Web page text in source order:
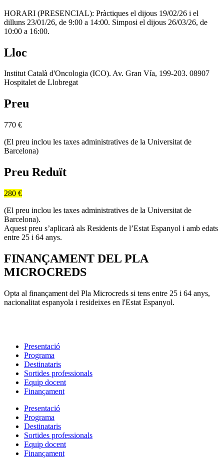
HORARI (PRESENCIAL): Pràctiques el dijous 19/02/26 i el
dilluns 23/01/26, de 9:00 a 14:00. Simposi el dijous 26/03/26, de
10:00 a 16:00.
Lloc
Institut Català d'Oncologia (ICO). Av. Gran Vía, 199-203. 08907
Hospitalet de Llobregat
Preu
770 €
(El preu inclou les taxes administratives de la Universitat de
Barcelona)
Preu Reduït
280 €
(El preu inclou les taxes administratives de la Universitat de
Barcelona).
Aquest preu s’aplicarà als Residents de l’Estat Espanyol i amb edats
entre 25 i 64 anys.
FINANÇAMENT DEL PLA
MICROCREDS
Opta al finançament del Pla Microcreds si tens entre 25 i 64 anys,
nacionalitat espanyola i resideixes en l'Estat Espanyol.
Presentació
Programa
Destinataris
Sortides professionals
Equip docent
Finançament
Presentació
Programa
Destinataris
Sortides professionals
Equip docent
Finançament